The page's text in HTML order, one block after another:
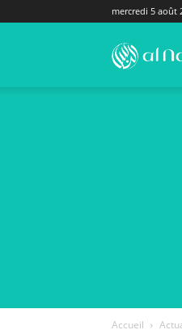
mercredi 5 août
Accueil